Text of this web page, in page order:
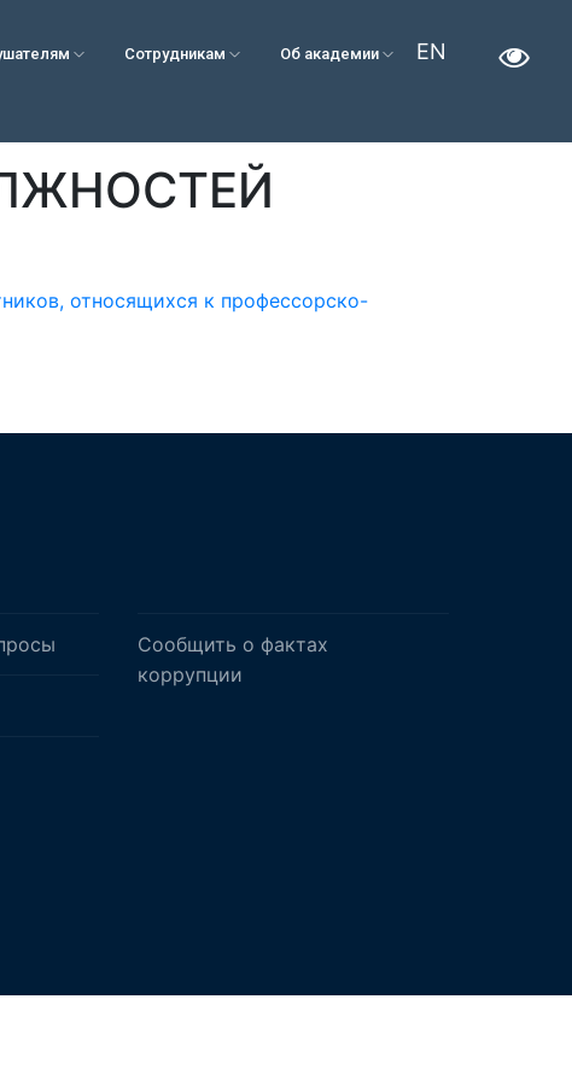
Сотрудникам Об академии EN
относящихся к профессорско-
Сообщить о фактах
коррупции